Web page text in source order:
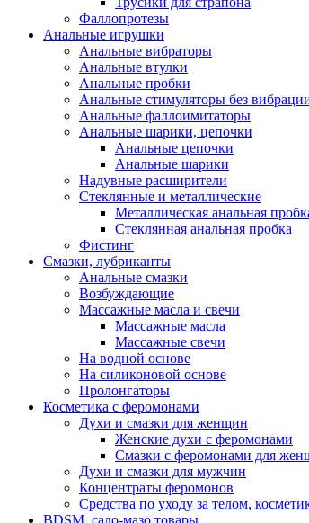
Фаллопротезы
Анальные игрушки
Анальные вибраторы
Анальные втулки
Анальные пробки
Анальные стимуляторы без
Анальные фаллоимитаторы
Анальные шарики, цепочки
Анальные цепочки
Анальные шарики
Надувные расширители
Стеклянные и металлические
Металлическая анальная
Стеклянная анальная пробка
Фистинг
Смазки, лубриканты
Анальные смазки
Возбуждающие
Массажные масла и свечи
Массажные масла
Массажные свечи
На водной основе
На силиконовой основе
Пролонгаторы
Косметика с феромонами
Духи и смазки для женщин
Женские духи с феромонами
Смазки с феромонами для
Духи и смазки для мужчин
Концентраты феромонов
Средства по уходу за телом,
BDSM, садо-мазо товары